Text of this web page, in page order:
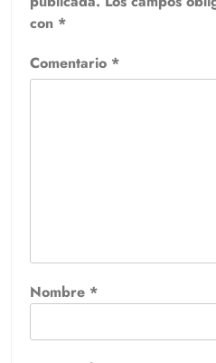
con *
Comentario *
Nombre *